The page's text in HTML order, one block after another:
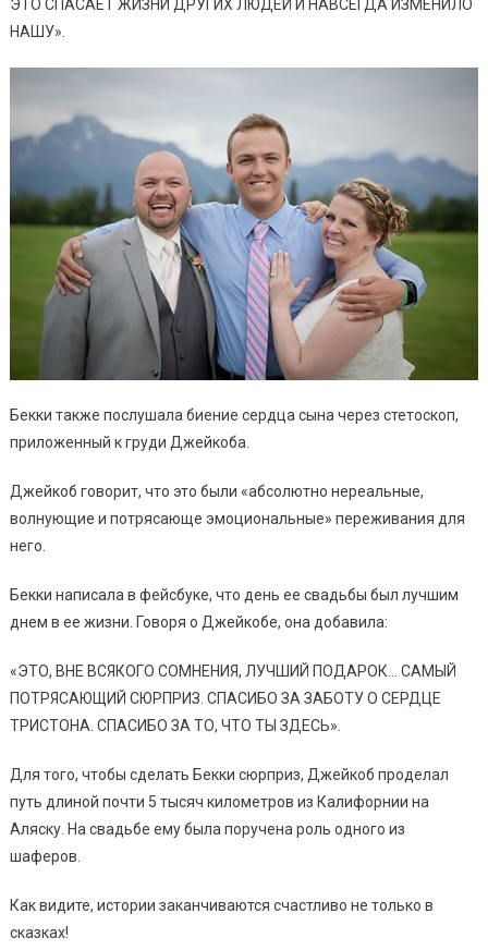
ЭТО СПАСАЕТ ЖИЗНИ ДРУГИХ ЛЮДЕЙ И НАВСЕГДА ИЗМЕНИЛО
НАШУ».
Бекки также послушала биение сердца сына через стетоскоп,
приложенный к груди Джейкоба.
Джейкоб говорит, что это были «абсолютно нереальные,
волнующие и потрясающе эмоциональные» переживания для
него.
Бекки написала в фейсбуке, что день ее свадьбы был лучшим
днем в ее жизни. Говоря о Джейкобе, она добавила:
«ЭТО, ВНЕ ВСЯКОГО СОМНЕНИЯ, ЛУЧШИЙ ПОДАРОК… САМЫЙ
ПОТРЯСАЮЩИЙ СЮРПРИЗ. СПАСИБО ЗА ЗАБОТУ О СЕРДЦЕ
ТРИСТОНА. СПАСИБО ЗА ТО, ЧТО ТЫ ЗДЕСЬ».
Для того, чтобы сделать Бекки сюрприз, Джейкоб проделал
путь длиной почти 5 тысяч километров из Калифорнии на
Аляску. На свадьбе ему была поручена роль одного из
шаферов.
Как видите, истории заканчиваются счастливо не только в
сказках!